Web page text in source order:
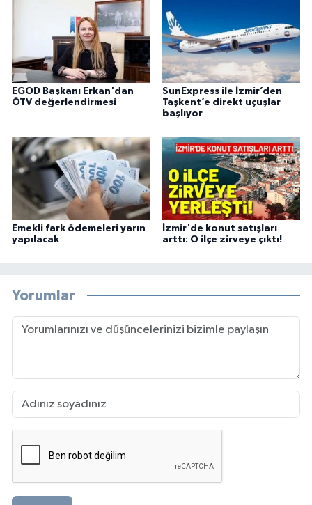
EGOD Başkanı Erkan'dan
ÖTV değerlendirmesi
SunExpress ile İzmir’den
Taşkent’e direkt uçuşlar
başlıyor
Emekli fark ödemeleri yarın
yapılacak
İzmir'de konut satışları
arttı: O ilçe zirveye çıktı!
Yorumlar